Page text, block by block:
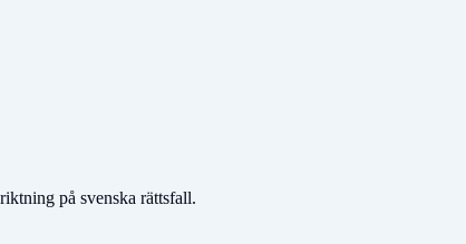
på svenska rättsfall.